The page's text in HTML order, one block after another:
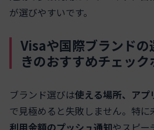
が選びやすいです。
Visaや国際ブランドの
きのおすすめチェック
ブランド選びは使える場所、アプ
で見極めると失敗しません。特に
利用金額のプッシュ通知やスピー